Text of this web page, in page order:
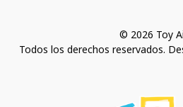
© 2026 Toy
Todos los derechos reservados.